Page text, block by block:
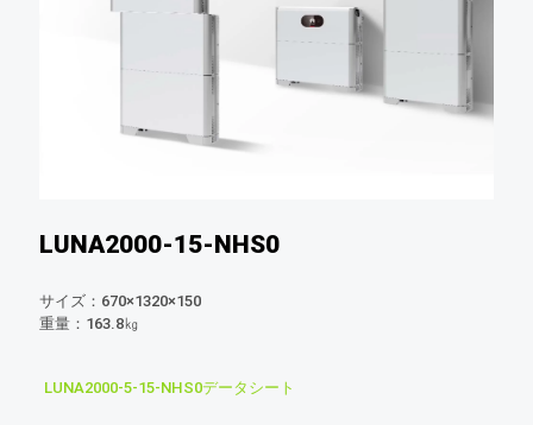
LUNA2000-15-NHS0
サイズ：670×1320×150
重量：163.8㎏
LUNA2000-5-15-NHS0データシート